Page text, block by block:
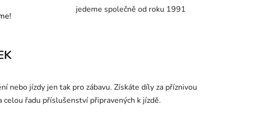
jedeme společně od roku 1991
nebo jízdy jen tak pro zábavu. Získáte díly za příznivou
řadu příslušenství připravených k jízdě.